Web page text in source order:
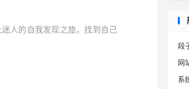
人的自我发现之旅，找到自己
段
网
系